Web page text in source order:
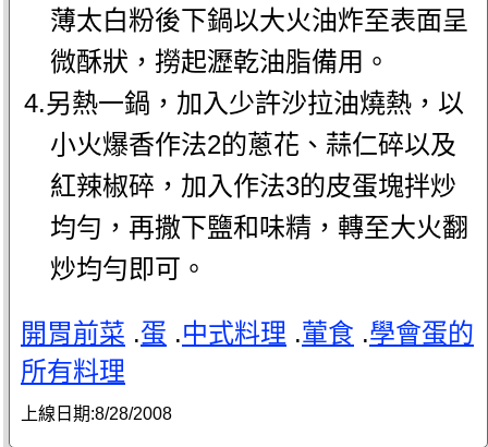
薄太白粉後下鍋以大火油炸至表面呈
微酥狀，撈起瀝乾油脂備用。
4.另熱一鍋，加入少許沙拉油燒熱，以
小火爆香作法2的蔥花、蒜仁碎以及
紅辣椒碎，加入作法3的皮蛋塊拌炒
均勻，再撒下鹽和味精，轉至大火翻
炒均勻即可。
開胃前菜 .蛋 .中式料理 .葷食 .學會蛋的
所有料理
上線日期:8/28/2008